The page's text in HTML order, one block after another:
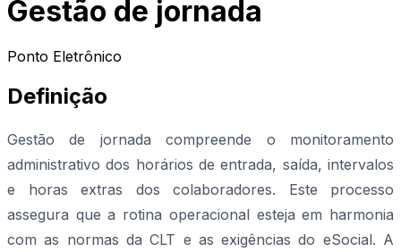
Gestão de jornada
Ponto Eletrônico
Definição
Gestão de jornada compreende o monitoramento
administrativo dos horários de entrada, saída, intervalos
e horas extras dos colaboradores. Este processo
assegura que a rotina operacional esteja em harmonia
com as normas da CLT e as exigências do eSocial. A